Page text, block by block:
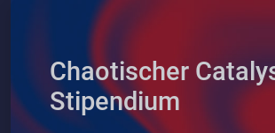
Chaotischer
Stipendium